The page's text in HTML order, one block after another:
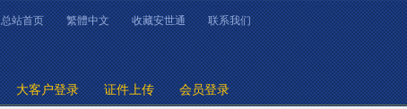
总站首页 繁體中文 收藏安世通 联系我们
大客户登录 证件上传 会员登录